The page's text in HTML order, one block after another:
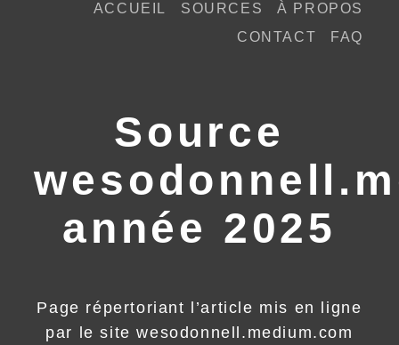
ACCUEIL SOURCES
À PROPOS
CONTACT
FAQ
Source
année 2025
Page répertoriant l’article mis en ligne
par le site wesodonnell.medium.com